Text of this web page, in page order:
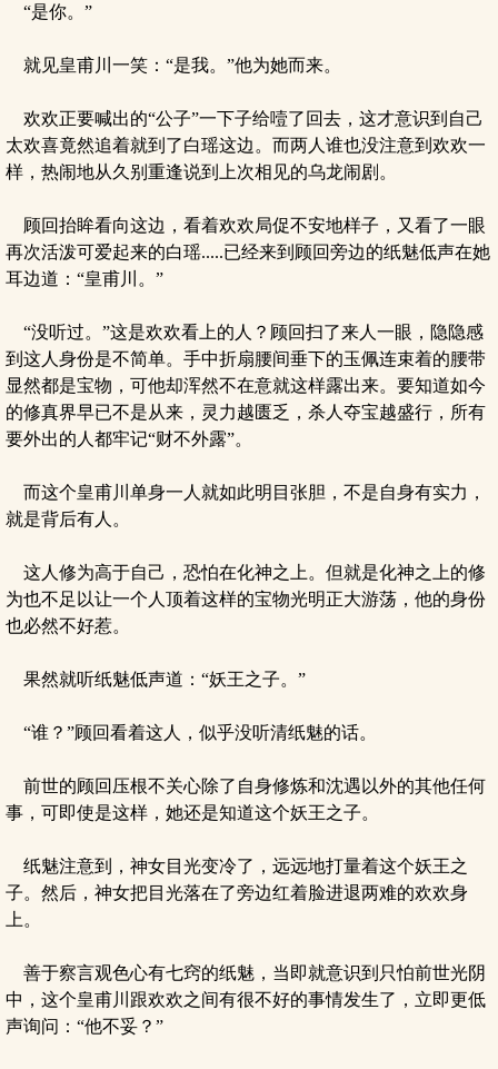
“是你。”
就见皇甫川一笑：“是我。”他为她而来。
欢欢正要喊出的“公子”一下子给噎了回去，这才意识到自己
太欢喜竟然追着就到了白瑶这边。而两人谁也没注意到欢欢一
样，热闹地从久别重逢说到上次相见的乌龙闹剧。
顾回抬眸看向这边，看着欢欢局促不安地样子，又看了一眼
再次活泼可爱起来的白瑶.....已经来到顾回旁边的纸魅低声在她
耳边道：“皇甫川。”
“没听过。”这是欢欢看上的人？顾回扫了来人一眼，隐隐感
到这人身份是不简单。手中折扇腰间垂下的玉佩连束着的腰带
显然都是宝物，可他却浑然不在意就这样露出来。要知道如今
的修真界早已不是从来，灵力越匮乏，杀人夺宝越盛行，所有
要外出的人都牢记“财不外露”。
而这个皇甫川单身一人就如此明目张胆，不是自身有实力，
就是背后有人。
这人修为高于自己，恐怕在化神之上。但就是化神之上的修
为也不足以让一个人顶着这样的宝物光明正大游荡，他的身份
也必然不好惹。
果然就听纸魅低声道：“妖王之子。”
“谁？”顾回看着这人，似乎没听清纸魅的话。
前世的顾回压根不关心除了自身修炼和沈遇以外的其他任何
事，可即使是这样，她还是知道这个妖王之子。
纸魅注意到，神女目光变冷了，远远地打量着这个妖王之
子。然后，神女把目光落在了旁边红着脸进退两难的欢欢身
上。
善于察言观色心有七窍的纸魅，当即就意识到只怕前世光阴
中，这个皇甫川跟欢欢之间有很不好的事情发生了，立即更低
声询问：“他不妥？”